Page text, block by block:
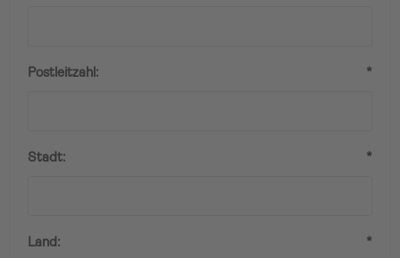
Postleitzahl: *
Stadt: *
Land: *